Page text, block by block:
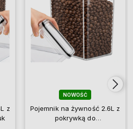
z
NOWOŚĆ
Pojemnik na żywność 2.6L z
pokrywką do